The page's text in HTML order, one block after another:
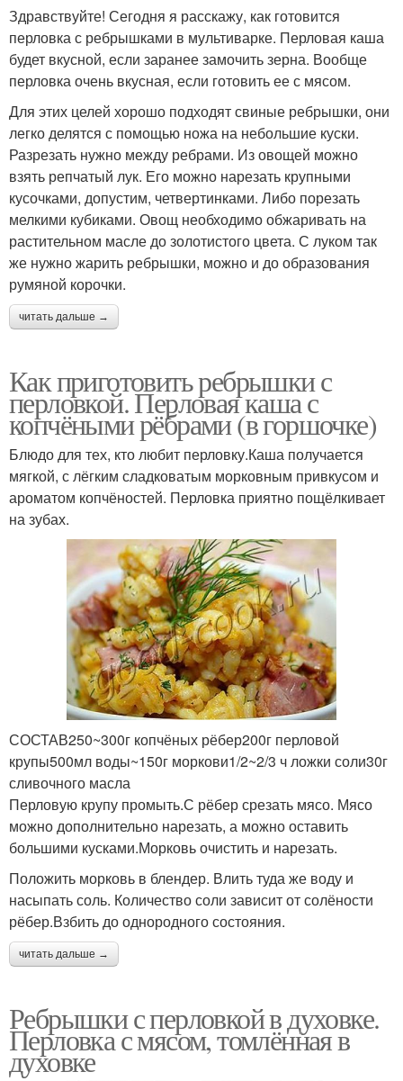
Здравствуйте! Сегодня я расскажу, как готовится
перловка с ребрышками в мультиварке. Перловая каша
будет вкусной, если заранее замочить зерна. Вообще
перловка очень вкусная, если готовить ее с мясом.
Для этих целей хорошо подходят свиные ребрышки, они
легко делятся с помощью ножа на небольшие куски.
Разрезать нужно между ребрами. Из овощей можно
взять репчатый лук. Его можно нарезать крупными
кусочками, допустим, четвертинками. Либо порезать
мелкими кубиками. Овощ необходимо обжаривать на
растительном масле до золотистого цвета. С луком так
же нужно жарить ребрышки, можно и до образования
румяной корочки.
читать дальше →
Как приготовить ребрышки с
перловкой. Перловая каша с
копчёными рёбрами (в горшочке)
Блюдо для тех, кто любит перловку.Каша получается
мягкой, с лёгким сладковатым морковным привкусом и
ароматом копчёностей. Перловка приятно пощёлкивает
на зубах.
СОСТАВ250~300г копчёных рёбер200г перловой
крупы500мл воды~150г моркови1/2~2/3 ч ложки соли30г
сливочного масла
Перловую крупу промыть.С рёбер срезать мясо. Мясо
можно дополнительно нарезать, а можно оставить
большими кусками.Морковь очистить и нарезать.
Положить морковь в блендер. Влить туда же воду и
насыпать соль. Количество соли зависит от солёности
рёбер.Взбить до однородного состояния.
читать дальше →
Ребрышки с перловкой в духовке.
Перловка с мясом, томлённая в
духовке